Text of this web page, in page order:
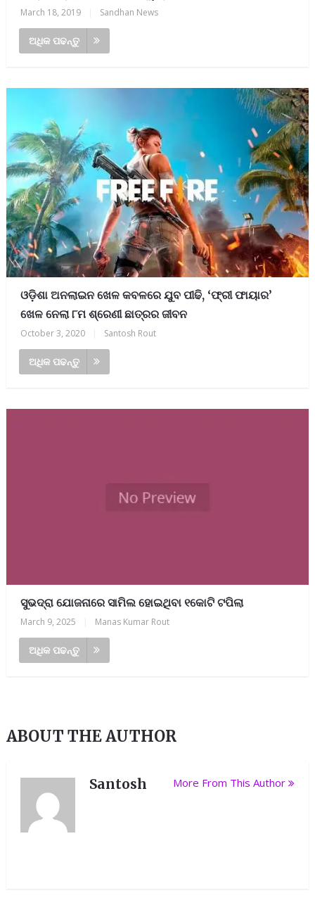
March 18, 2019 Sandhan News
ଅଧିକ ପଢନ୍ତୁ
ଓଡ଼ିଶା ଅନଲାଇନ ଖେଳ କବଳରେ ଯୁବ ପୀଢି, ‘ଫ୍ରୀ ଫାୟାର’
ଖେଳ ନେଲା ୮ମ ଶ୍ରେଣୀ ଛାତ୍ରର ଜୀବନ
October 3, 2020 Santosh Rout
ଅଧିକ ପଢନ୍ତୁ
ସୁଭଦ୍ରା ଯୋଜନାରେ ସାମିଲ ହୋଇଥିବା ୧କୋଟି ଟପିଲା
March 9, 2025 Manas Kumar Rout
ଅଧିକ ପଢନ୍ତୁ
ABOUT THE AUTHOR
Santosh More From This Author